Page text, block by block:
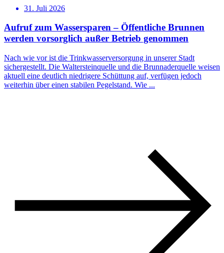
31. Juli 2026
Aufruf zum Wassersparen – Öffentliche Brunnen
werden vorsorglich außer Betrieb genommen
Nach wie vor ist die Trinkwasserversorgung in unserer Stadt
sichergestellt. Die Waltersteinquelle und die Brunnaderquelle weisen
aktuell eine deutlich niedrigere Schüttung auf, verfügen jedoch
weiterhin über einen stabilen Pegelstand. Wie ...